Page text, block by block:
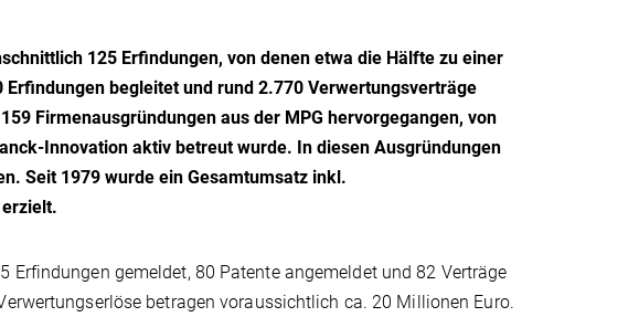
125 Erfindungen, von denen etwa die Hälfte zu einer
begleitet und rund 2.770 Verwertungsverträge
Firmenausgründungen aus der MPG hervorgegangen, von
Innovation aktiv betreut wurde. In diesen Ausgründungen
Seit 1979 wurde ein Gesamtumsatz inkl.
Erfindungen gemeldet, 80 Patente angemeldet und 82 Verträge
betragen voraussichtlich ca. 20 Millionen Euro.